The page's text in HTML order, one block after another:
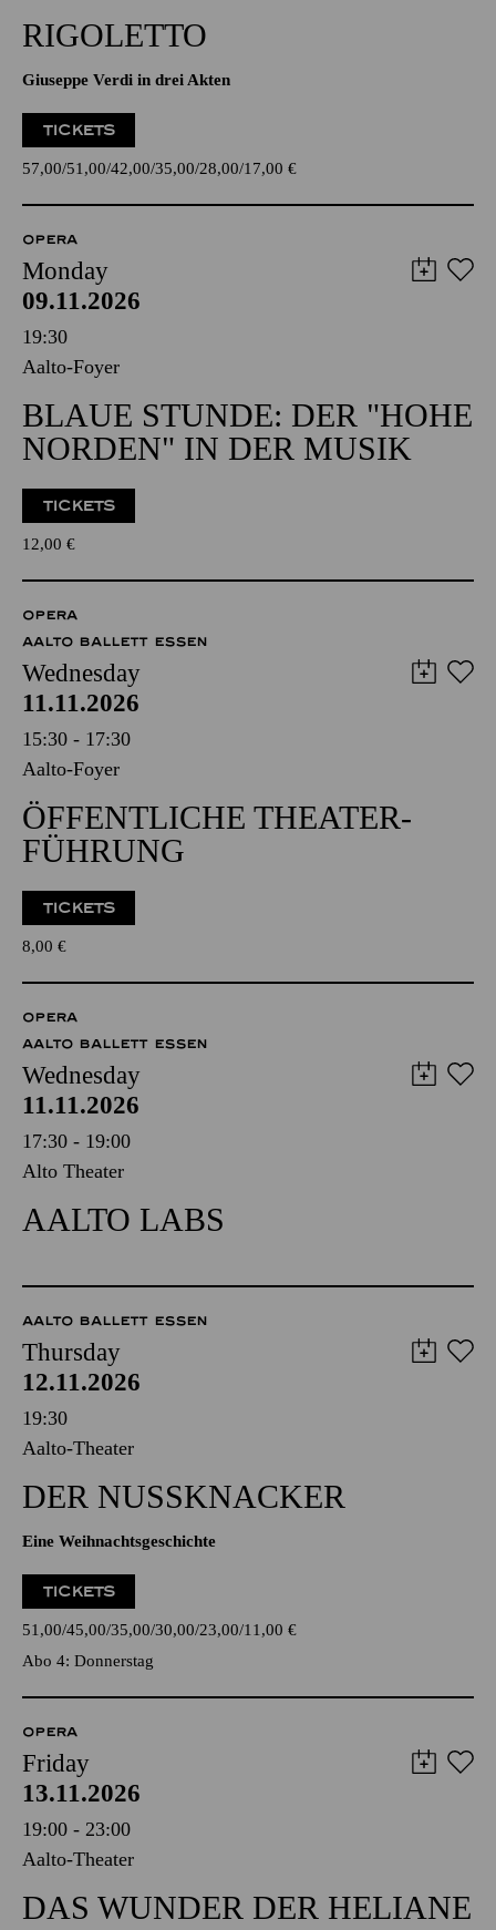
RIGOLETTO
Giuseppe Verdi in drei Akten
TICKETS
57,00 51,00 42,00 35,00 28,00 17,00 €
OPERA
Monday
09.11.2026
19:30
Aalto-Foyer
BLAUE STUNDE: DER "HOHE
NORDEN" IN DER MUSIK
TICKETS
12,00 €
OPERA
AALTO BALLETT ESSEN
Wednesday
11.11.2026
15:30 - 17:30
Aalto-Foyer
ÖFFENTLICHE THEATER­
FÜHRUNG
TICKETS
8,00 €
OPERA
AALTO BALLETT ESSEN
Wednesday
11.11.2026
17:30 - 19:00
Alto Theater
AALTO LABS
AALTO BALLETT ESSEN
Thursday
12.11.2026
19:30
Aalto-Theater
DER NUSSKNACKER
Eine Weihnachtsgeschichte
TICKETS
51,00 45,00 35,00 30,00 23,00 11,00 €
Abo 4: Donnerstag
OPERA
Friday
13.11.2026
19:00 - 23:00
Aalto-Theater
DAS WUNDER DER HELIANE